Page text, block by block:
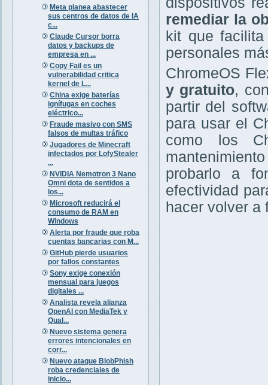
Meta planea abastecer
sus centros de datos de IA
c...
Claude Cursor borra
datos y backups de
empresa en ...
Copy Fail es un
vulnerabilidad critica
kernel de L...
China exige baterías
ignífugas en coches
eléctrico...
Fraude masivo con SMS
falsos de multas tráfico
Jugadores de Minecraft
infectados por LofyStealer
...
NVIDIA Nemotron 3 Nano
Omni dota de sentidos a
los...
Microsoft reducirá el
consumo de RAM en
Windows
Alerta por fraude que roba
cuentas bancarias con M...
GitHub pierde usuarios
por fallos constantes
Sony exige conexión
mensual para juegos
digitales ...
Analista revela alianza
OpenAI con MediaTek y
Qual...
Nuevo sistema genera
errores intencionales en
corr...
Nuevo ataque BlobPhish
roba credenciales de
inicio...
remediar la
kit que facilita
personales
ChromeOS
y gratuito,
partir del
para usar el
como los
probarlo a
efectividad
hacer volver a